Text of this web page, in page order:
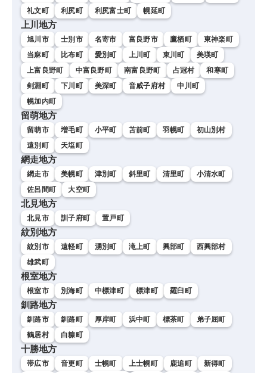
礼文町
利尻町 利尻富士町 幌延町
上川地方
旭川市 士別市 名寄市 富良野市 鷹栖町
東神楽町
当麻町
比布町 愛別町 上川町 東川町
美瑛町
上富良野町
中富良野町 南富良野町 占冠村
和寒町
剣淵町
下川町 美深町 音威子府村
中川町
幌加内町
留萌地方
留萌市 増毛町 小平町 苫前町 羽幌町
初山別村
遠別町
天塩町
網走地方
網走市 美幌町 津別町 斜里町 清里町
小清水町
佐呂間町
大空町
北見地方
北見市 訓子府町 置戸町
紋別地方
紋別市 遠軽町 湧別町 滝上町 興部町
西興部村
雄武町
根室地方
根室市 別海町 中標津町 標津町 羅臼町
釧路地方
釧路市 釧路町 厚岸町 浜中町 標茶町
弟子屈町
鶴居村
白糠町
十勝地方
帯広市 音更町 士幌町 上士幌町 鹿追町 新得町